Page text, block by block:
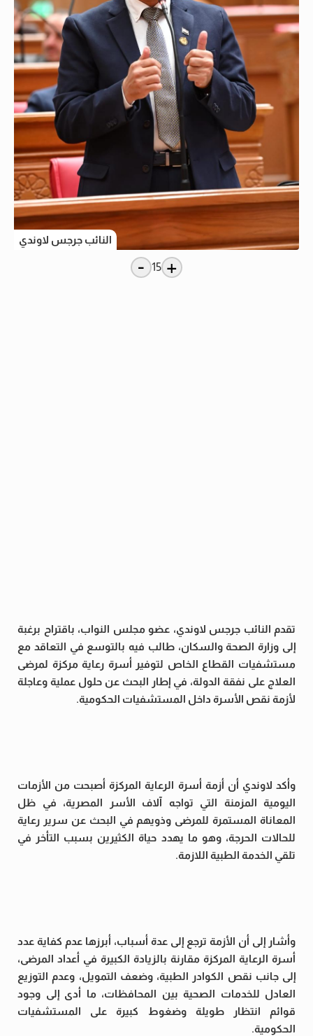
النائب جرجس لاوندي
+
15
-
تقدم النائب جرجس لاوندي، عضو مجلس النواب، باقتراح برغبة
إلى وزارة الصحة والسكان، طالب فيه بالتوسع في التعاقد مع
مستشفيات القطاع الخاص لتوفير أسرة رعاية مركزة لمرضى
العلاج على نفقة الدولة، في إطار البحث عن حلول عملية وعاجلة
لأزمة نقص الأسرة داخل المستشفيات الحكومية.
وأكد لاوندي أن أزمة أسرة الرعاية المركزة أصبحت من الأزمات
اليومية المزمنة التي تواجه آلاف الأسر المصرية، في ظل
المعاناة المستمرة للمرضى وذويهم في البحث عن سرير رعاية
للحالات الحرجة، وهو ما يهدد حياة الكثيرين بسبب التأخر في
تلقي الخدمة الطبية اللازمة.
وأشار إلى أن الأزمة ترجع إلى عدة أسباب، أبرزها عدم كفاية عدد
أسرة الرعاية المركزة مقارنة بالزيادة الكبيرة في أعداد المرضى،
إلى جانب نقص الكوادر الطبية، وضعف التمويل، وعدم التوزيع
العادل للخدمات الصحية بين المحافظات، ما أدى إلى وجود
قوائم انتظار طويلة وضغوط كبيرة على المستشفيات
الحكومية.